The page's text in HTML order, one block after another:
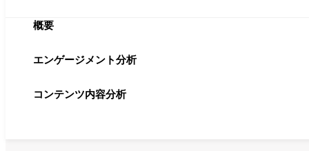
概要
エンゲージメント分析
コンテンツ内容分析